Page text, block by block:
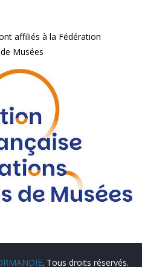
affiliés à la Fédération
Musées
. Tous droits réservés.